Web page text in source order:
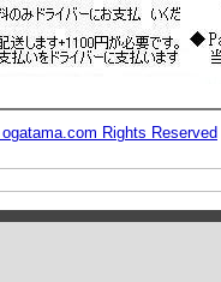
Rights Reserved